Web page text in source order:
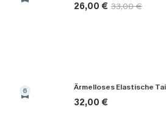
26,00 € 33,00 €
6 Ärmelloses Elastische
32,00 €